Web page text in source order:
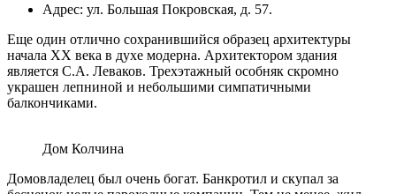
Адрес: ул. Большая Покровская, д. 57.
Еще один отлично сохранившийся образец архитектуры
начала XX века в духе модерна. Архитектором здания
является С.А. Леваков. Трехэтажный особняк скромно
украшен лепниной и небольшими симпатичными
балкончиками.
Дом Колчина
Домовладелец был очень богат. Банкротил и скупал за